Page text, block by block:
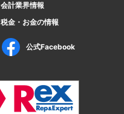
会計業界情報
税金・お金の情報
公式Facebook